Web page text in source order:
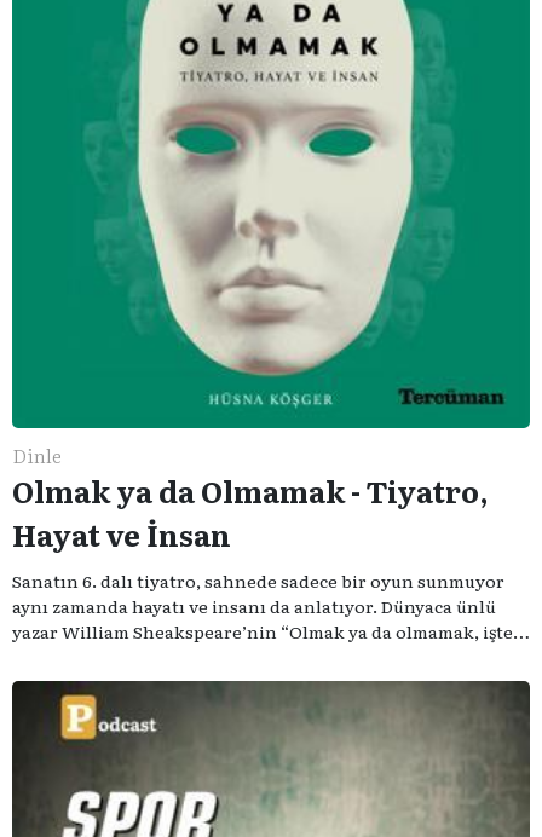
Dinle
Olmak ya da Olmamak - Tiyatro,
Hayat ve İnsan
Sanatın 6. dalı tiyatro, sahnede sadece bir oyun sunmuyor
aynı zamanda hayatı ve insanı da anlatıyor. Dünyaca ünlü
yazar William Sheakspeare’nin “Olmak ya da olmamak, işte
serimizde; tiyatroyu, alanının uzman isimleriyle
konuşuyoruz..